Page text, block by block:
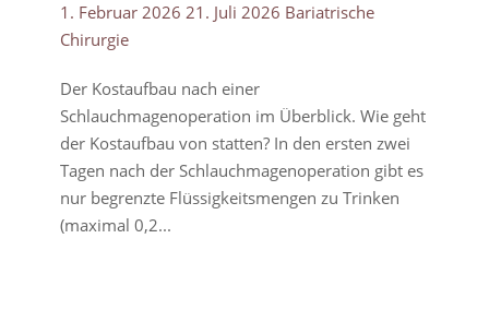
1. Februar 2026 21. Juli 2026 Bariatrische
Chirurgie
Der Kostaufbau nach einer
Schlauchmagenoperation im Überblick. Wie geht
der Kostaufbau von statten? In den ersten zwei
Tagen nach der Schlauchmagenoperation gibt es
nur begrenzte Flüssigkeitsmengen zu Trinken
(maximal 0,2...